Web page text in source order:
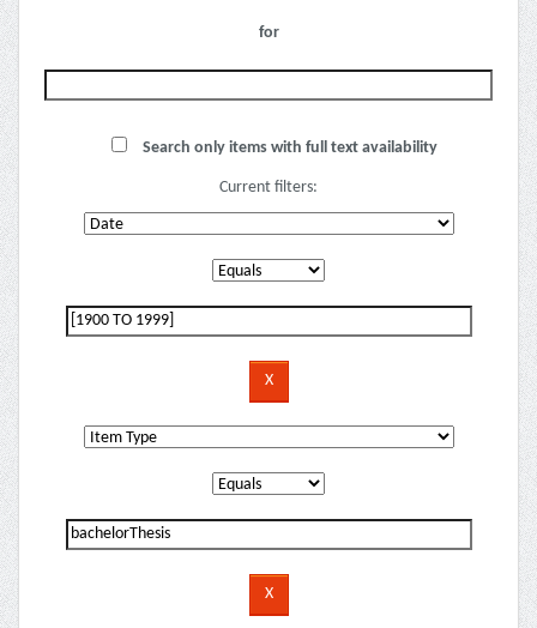
for
Search only items with full text availability
Current filters: